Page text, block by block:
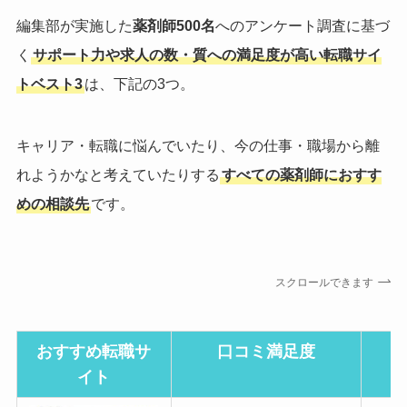
編集部が実施した薬剤師500名へのアンケート調査に基づ
く サポート力や求人の数・質への満足度が高い転職サイ
トベスト3は、下記の3つ。
キャリア・転職に悩んでいたり、今の仕事・職場から離
れようかなと考えていたりする すべての薬剤師におすす
めの相談先です。
スクロールできます
おすすめ転職サ
イト
口コミ満足度